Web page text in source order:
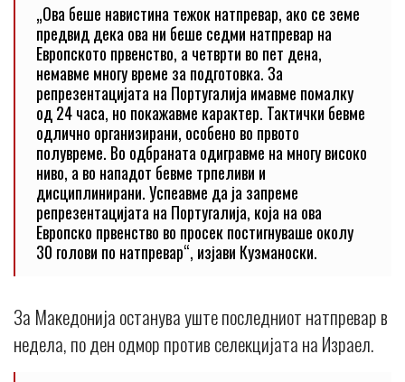
„Oва беше навистина тежок натпревар, ако се земе
предвид дека ова ни беше седми натпревар на
Европското првенство, а четврти во пет дена,
немавме многу време за подготовка. За
репрезентацијата на Португалија имавме помалку
од 24 часа, но покажавме карактер. Тактички бевме
одлично организирани, особено во првото
полувреме. Во одбраната одигравме на многу високо
ниво, а во нападот бевме трпеливи и
дисциплинирани. Успеавме да ја запреме
репрезентацијата на Португалија, која на ова
Европско првенство во просек постигнуваше околу
30 голови по натпревар“, изјави Кузманоски.
За Македонија останува уште последниот натпревар в
недела, по ден одмор против селекцијата на Израел.